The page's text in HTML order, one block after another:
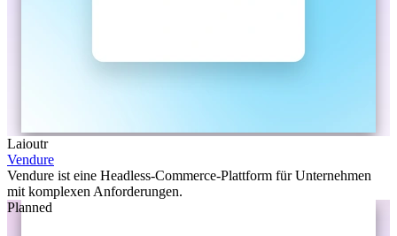
Laioutr
Vendure
Vendure ist eine Headless-Commerce-Plattform für Unternehmen
mit komplexen Anforderungen.
Planned